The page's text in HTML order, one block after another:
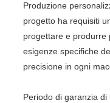
Produzione
progetto ha requisiti
progettare e produrre
esigenze specifiche
precisione in ogni
Periodo di garanzia